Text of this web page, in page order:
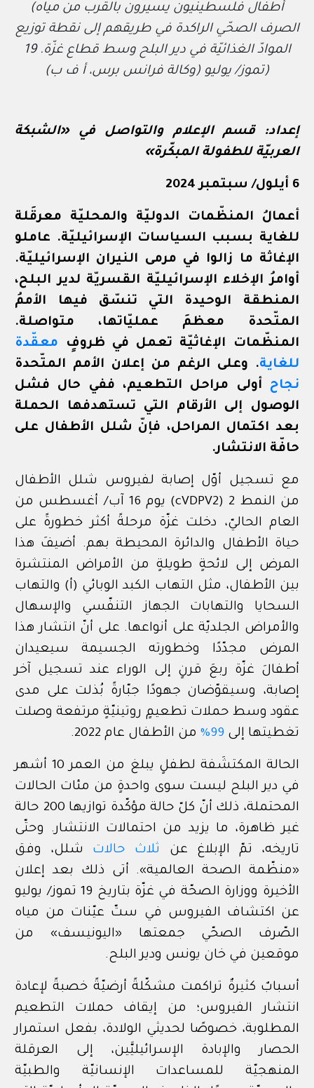
(أطفال فلسطينيون يسيرون بالقرب من مياه
الصرف الصحّي الراكدة في طريقهم إلى نقطة توزيع
الموادّ الغذائيّة في دير البلح وسط قطاع غزّة. 19
تموز/ يوليو (وكالة فرانس برس، أ ف ب))
إعداد: قسم الإعلام والتواصل في «الشبكة
العربيّة للطفولة المبكّرة»
6 أيلول/ سبتمبر 2024
أعمالُ المنظّمات الدوليّة والمحليّة معرقَلة
للغاية بسبب السياسات الإسرائيليّة. عاملو
الإغاثة ما زالوا في مرمى النيران الإسرائيليّة.
أوامرُ الإخلاء الإسرائيليّة القسريّة لدير البلح،
المنطقة الوحيدة التي تنسّق فيها الأممُ
المتّحدة معظمَ عمليّاتها، متواصلة.
المنظّمات الإغاثيّة تعمل في ظروفٍ معقّدة
للغاية. وعلى الرغم من إعلان الأمم المتّحدة
نجاح أولى مراحل التطعيم، ففي حال فشل
الوصول إلى الأرقام التي تستهدفها الحملة
بعد اكتمال المراحل، فإنّ شلل الأطفال على
حافّة الانتشار.
مع تسجيل أوّل إصابة لفيروس شلل الأطفال
من النمط 2
(cVDPV2) يوم 16 آب/ أغسطس من
العام الحاليّ، دخلت غزّة مرحلةً أكثر خطورةً على
حياة الأطفال والدائرة المحيطة بهم. أضيفَ هذا
المرض إلى لائحةٍ طويلةٍ من الأمراض المنتشرة
بين الأطفال، مثل التهاب الكبد الوبائي (أ) والتهاب
السحايا والتهابات الجهاز التنفّسي والإسهال
والأمراض الجلديّة على أنواعها. على أنّ انتشار هذا
المرض مجدّدًا وخطورته الجسيمة سيعيدان
أطفالَ غزّة ربعَ قرنٍ إلى الوراء عند تسجيل آخر
إصابة، وسيقوّضان جهودًا جبّارةً بُذلت على مدى
عقود وسط حملات تطعيمٍ روتينيّةٍ مرتفعة وصلت
تغطيتها إلى99% من الأطفال عام 2022.
الحالة المكتشَفة لطفلٍ يبلغ من العمر 10 أشهر
في دير البلح ليست سوى واحدةٍ من مئات الحالات
المحتملة، ذلك أنّ كلّ حالة مؤكّدة توازيها 200 حالة
غير ظاهرة، ما يزيد من احتمالات الانتشار. وحتّى
تاريخه، تمّ الإبلاغ عن
ثلاث حالات شلل، وفق
«منظّمة الصحة العالمية». أتى ذلك بعد إعلان
الأخيرة ووزارة الصحّة في غزّة بتاريخ 19 تموز/ يوليو
عن اكتشاف الفيروس في ستّ عيّنات من مياه
الصّرف الصحّي جمعتها «اليونيسف» من
موقعين في خان يونس ودير البلح.
أسبابٌ كثيرةٌ تراكمت مشكّلةً أرضيّةً خصبةً لإعادة
انتشار الفيروس؛ من إيقاف حملات التطعيم
المطلوبة، خصوصًا لحديثي الولادة، بفعل استمرار
الحصار والإبادة الإسرائيليَّين، إلى العرقلة
المنهجيّة للمساعدات الإنسانيّة والطبيّة